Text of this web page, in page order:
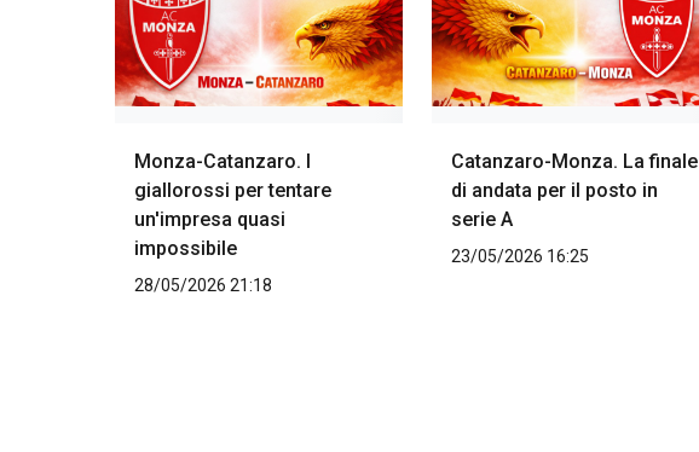
Monza-Catanzaro. I
giallorossi per tentare
un'impresa quasi
impossibile
28/05/2026 21:18
Catanzaro-Monza. La finale
di andata per il posto in
serie A
23/05/2026 16:25